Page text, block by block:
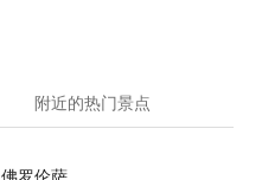
附近的热门景点